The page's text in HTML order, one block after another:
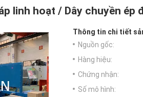
linh hoạt / Dây chuyền ép
Thông tin chi tiết
Nguồn gốc:
Hàng hiệu:
Chứng nhận:
Số mô hình: